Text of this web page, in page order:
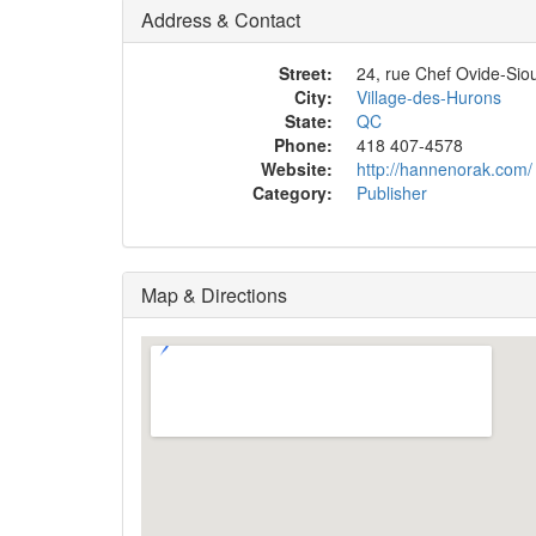
Address & Contact
Street:
24, rue Chef Ovide-
City:
Village-des-Hurons
State:
QC
Phone:
418 407-4578
Website:
http://hannenorak.com/
Category:
Publisher
Map & Directions